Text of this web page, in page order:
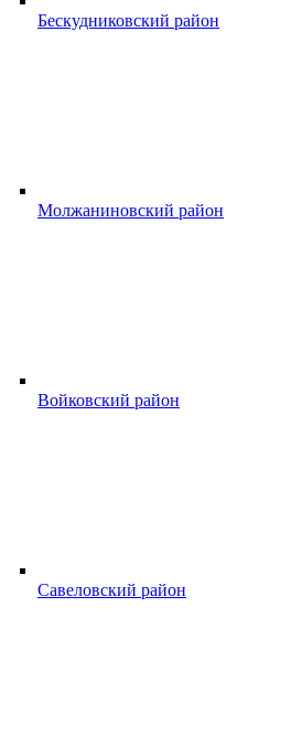
Бескудниковский район
Молжаниновский район
Войковский район
Савеловский район